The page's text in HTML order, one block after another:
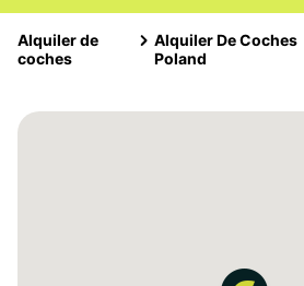
Alquiler de
coches
Alquiler De Coches
Poland